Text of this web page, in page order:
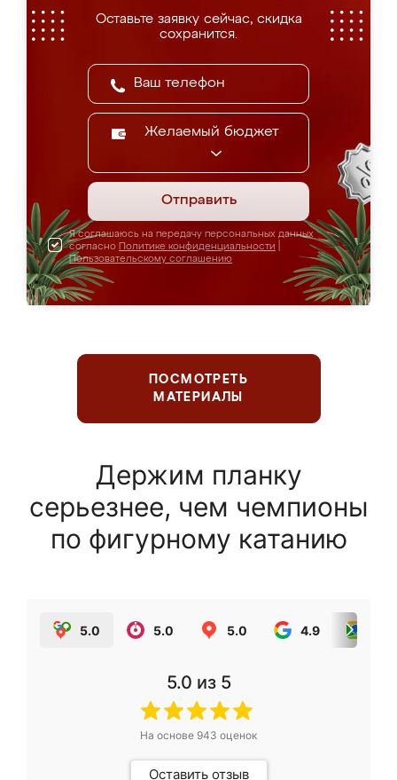
Оставьте заявку сейчас, скидка
сохранится.
Желаемый бюджет
Отправить
Я соглашаюсь на передачу персональных данных
согласно Политике конфиденциальности
Пользовательскому соглашению
ПОСМОТРЕТЬ
МАТЕРИАЛЫ
Держим планку
серьезнее, чем чемпионы
по фигурному катанию
5.0 5.0 5.0 4.9
5.0 из 5
На основе 943 оценок
Оставить отзыв